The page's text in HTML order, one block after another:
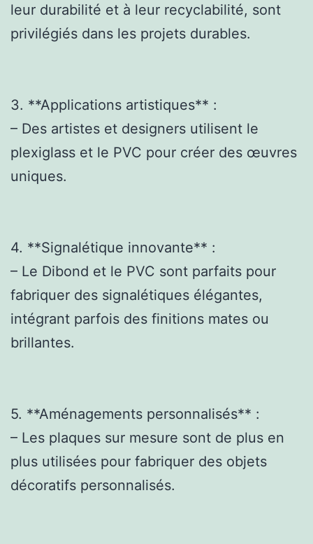
leur durabilité et à leur recyclabilité, sont
privilégiés dans les projets durables.
3. **Applications artistiques** :
– Des artistes et designers utilisent le
plexiglass et le PVC pour créer des œuvres
uniques.
4. **Signalétique innovante** :
– Le Dibond et le PVC sont parfaits pour
fabriquer des signalétiques élégantes,
intégrant parfois des finitions mates ou
brillantes.
5. **Aménagements personnalisés** :
– Les plaques sur mesure sont de plus en
plus utilisées pour fabriquer des objets
décoratifs personnalisés.